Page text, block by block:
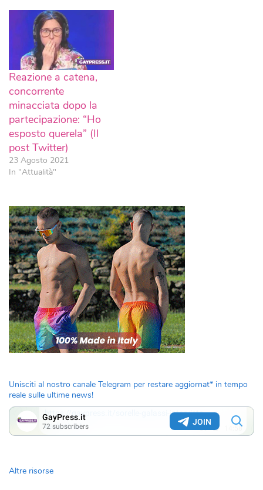
Reazione a catena,
concorrente
minacciata dopo la
partecipazione: “Ho
esposto querela” (Il
post Twitter)
23 Agosto 2021
In "Attualità"
Unisciti al nostro canale Telegram per restare aggiornat* in tempo
reale sulle ultime news!
Altre risorse